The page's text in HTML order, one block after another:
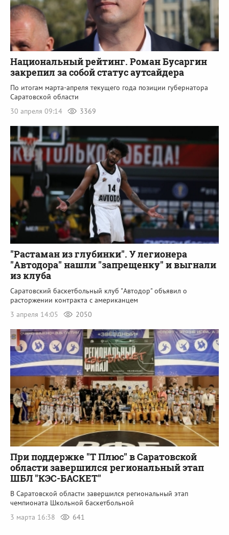
Национальный рейтинг. Роман Бусаргин
закрепил за собой статус аутсайдера
По итогам марта-апреля текущего года позиции губернатора
Саратовской области
30 апреля 09:14
3369
"Растаман из глубинки". У легионера
"Автодора" нашли "запрещенку" и выгнали
из клуба
Саратовский баскетбольный клуб "Автодор" объявил о
расторжении контракта с американцем
3 апреля 14:05
2050
При поддержке "Т Плюс" в Саратовской
области завершился региональный этап
ШБЛ "КЭС-БАСКЕТ"
В Саратовской области завершился региональный этап
чемпионата Школьной баскетбольной
3 марта 16:38
641